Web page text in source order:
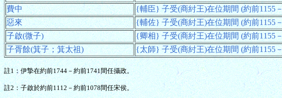
費中
{輔臣} 子受(商紂王)在位期間 (約前1155
惡來
{輔佐} 子受(商紂王)在位期間 (約前1155
子啟(微子)
{卿相} 子受(商紂王)在位期間 (約前1155
子胥餘(箕子；箕太祖)
{太師} 子受(商紂王)在位期間 (約前1155
註1：伊摯在約前1744－約前1741間任攝政。
註2：子啟於約前1112－約前1078間任宋侯。